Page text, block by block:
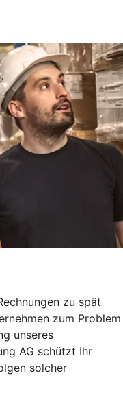
zu spät
zum Problem
unseres
AG schützt Ihr
solcher